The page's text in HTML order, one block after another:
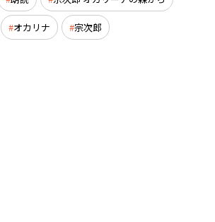
オカリナ 宗次郎